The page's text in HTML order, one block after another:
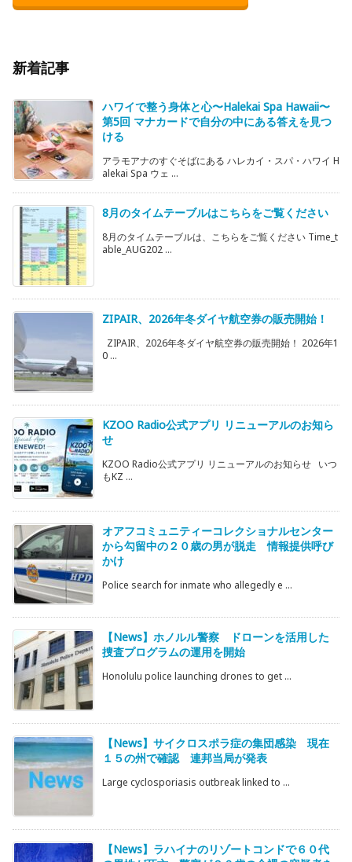
新着記事
ハワイで整う身体と心〜Halekai Spa Hawaii〜
第5回 マナカードで自分の中にある答えを見つ
ける
アラモアナのすぐそばにある ハレカイ・スパ・ハワイ H
alekai Spa ウェ ...
8月のタイムテーブルはこちらをご覧ください
8月のタイムテーブルは、こちらをご覧ください Time_t
able_AUG202 ...
ZIPAIR、2026年冬ダイヤ航空券の販売開始！
ZIPAIR、2026年冬ダイヤ航空券の販売開始！ 2026年1
0 ...
KZOO Radio公式アプリ リニューアルのお知ら
せ
KZOO Radio公式アプリ リニューアルのお知らせ いつ
もKZ ...
オアフコミュニティーコレクショナルセンター
から勾留中の２０歳の男が脱走 情報提供呼び
かけ
Police search for inmate who allegedly e ...
【News】ホノルル警察 ドローンを活用した
捜査プログラムの運用を開始
Honolulu police launching drones to get ...
【News】サイクロスポラ症の集団感染 現在
１５の州で確認 連邦当局が発表
Large cyclosporiasis outbreak linked to ...
【News】ラハイナのリゾートコンドで６０代